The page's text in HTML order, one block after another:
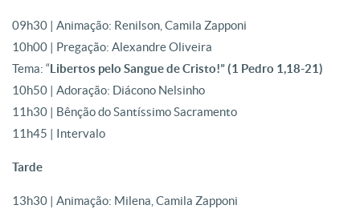
09h30 | Animação: Renilson, Camila Zapponi
10h00 | Pregação: Alexandre Oliveira
Tema: “Libertos pelo Sangue de Cristo!” (1 Pedro 1,18-21)
10h50 | Adoração: Diácono Nelsinho
11h30 | Bênção do Santíssimo Sacramento
11h45 | Intervalo
Tarde
13h30 | Animação: Milena, Camila Zapponi